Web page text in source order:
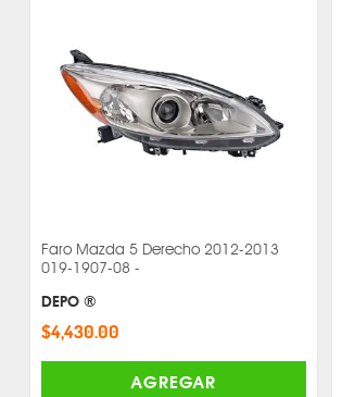
Faro Mazda 5 Derecho 2012-2013
019-1907-08 -
DEPO ®
$4,430.00
AGREGAR